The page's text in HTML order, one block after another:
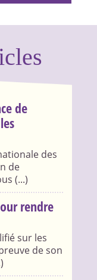
de
des
de
(...)
rendre
sur les
de son